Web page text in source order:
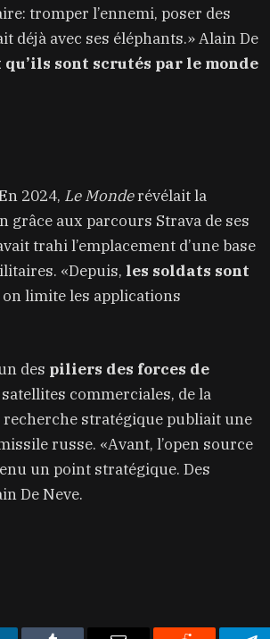
tromper l’ennemi, poser des
déjà avec ses éléphants.» Alain De
sont scrutés par le monde
2024, Le Monderévélait la
grâce aux parcours Strava de ses
trahi l’emplacement d’une base
«Depuis, les soldats sont
limite les applications
des piliers des forces de
commerciales, de la
stratégique publiait une
russe. «Avant, l’open source
un point stratégique. Des
De Neve.